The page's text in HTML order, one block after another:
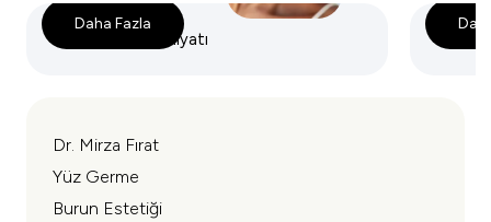
Yüz Germe Ameliyatı
Daha Fazla
Dr. Mirza Fırat
Yüz Germe
Burun Estetiği